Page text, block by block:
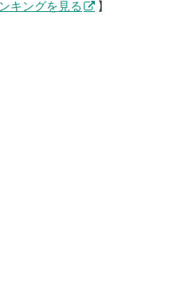
キングを見る 】